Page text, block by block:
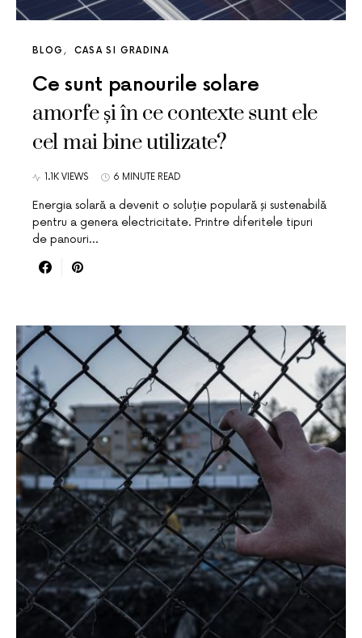
BLOG CASA SI GRADINA
Ce sunt panourile solare
amorfe și în ce contexte sunt ele
cel mai bine utilizate?
1.1K VIEWS 6 MINUTE READ
Energia solară a devenit o soluție populară și sustenabilă
pentru a genera electricitate. Printre diferitele tipuri
de panouri…